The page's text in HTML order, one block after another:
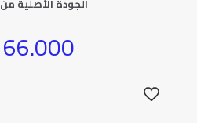
الجودة الأصلية من DeWALT
66.000